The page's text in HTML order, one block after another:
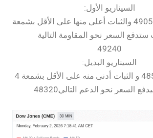
السيناريو الأول:
كسر المقاومة 49050 والثبات أعلى منها على الأقل بشمعة
49240
السيناريو البديل:
كسر الدعم 48530 و الثبات أدنى منه على الأقل بشمعة 4
السعر نحو الدعم التالي48320